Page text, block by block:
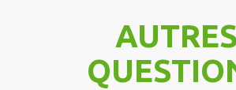
AUTRES